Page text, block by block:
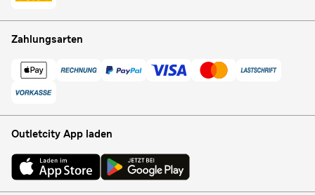
Zahlungsarten
Outletcity App laden